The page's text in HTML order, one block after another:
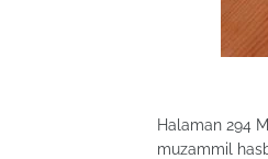
Halaman 294
muzammil